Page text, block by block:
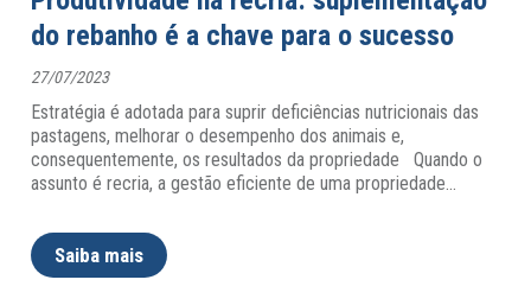
do rebanho é a chave para o sucesso
27/07/2023
Estratégia é adotada para suprir deficiências nutricionais das
pastagens, melhorar o desempenho dos animais e,
consequentemente, os resultados da propriedade Quando o
assunto é recria, a gestão eficiente de uma propriedade
Saiba mais